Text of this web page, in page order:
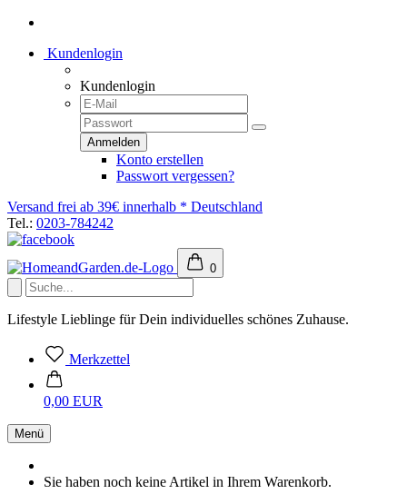
Kundenlogin
Kundenlogin
Konto erstellen
Passwort vergessen?
Versand frei ab 39€ innerhalb * Deutschland
Tel.: 0203-784242
0
Lifestyle Lieblinge für Dein individuelles schönes Zuhause.
Merkzettel
0,00 EUR
Menü
Sie haben noch keine Artikel in Ihrem Warenkorb.